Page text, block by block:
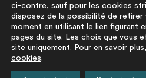
La démarche
La base du
réemploi
FAQ
Pour aller plus
ci-contre, sauf pour les cookies
disposez de la possibilité de
moment en utilisant le lien figurant
pages du site. Les choix que vous
site uniquement. Pour en savoir
cookies.